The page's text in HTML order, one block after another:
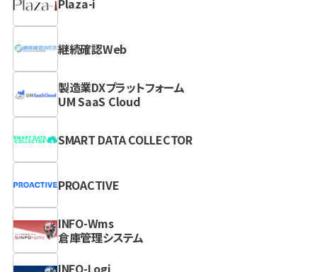
Plaza-i
継続確認Web
製造業DXプラットフォーム
UM SaaS Cloud
SMART DATA COLLECTOR
PROACTIVE
INFO-Wms
倉庫管理システム
INFO-Logi